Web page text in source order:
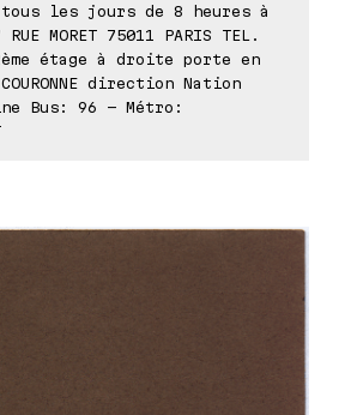
les jours de 8 heures à
MORET 75011 PARIS TEL.
étage à droite porte en
direction Nation
Bus: 96 - Métro: